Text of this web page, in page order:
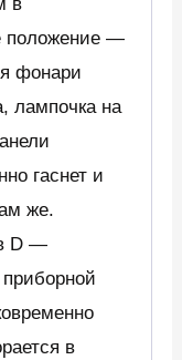
положение —
фонари
лампочка на
гаснет и
же.
D —
в